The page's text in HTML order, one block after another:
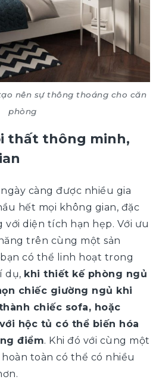
nên sự thông thoáng cho căn
phòng
thất thông minh,
càng được nhiều gia
hết mọi không gian, đặc
với diện tích hạn hẹp. Với ưu
trên cùng một sản
có thể linh hoạt trong
dụ, khi thiết kế phòng ngủ
chiếc giường ngủ khi
chiếc sofa, hoặc
hộc tủ có thể biến hóa
điểm. Khi đó với cùng một
toàn có thể có nhiều